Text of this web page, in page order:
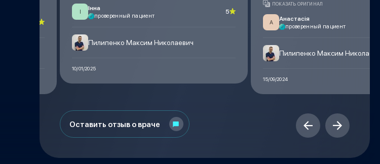
І
Інна
проверенный пациент
5
Пилипенко Максим Николаевич
10/01/2025
ПОКАЗАТЬ ОРИГИНАЛ
А
Анастасія
проверенный пациент
Пилипенко Максим
15/09/2024
Оставить отзыв о враче